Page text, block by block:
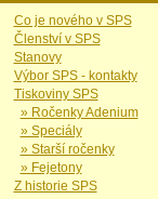
Co je nového v SPS
Členství v SPS
Stanovy
Výbor SPS - kontakty
Tiskoviny SPS
» Ročenky Adenium
» Speciály
» Starší ročenky
» Fejetony
Z historie SPS